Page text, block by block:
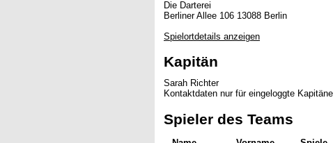
Die Darterei
Berliner Allee 106 13088 Berlin
Spielortdetails anzeigen
Kapitän
Sarah Richter
Kontaktdaten nur für eingeloggte
Spieler des Teams